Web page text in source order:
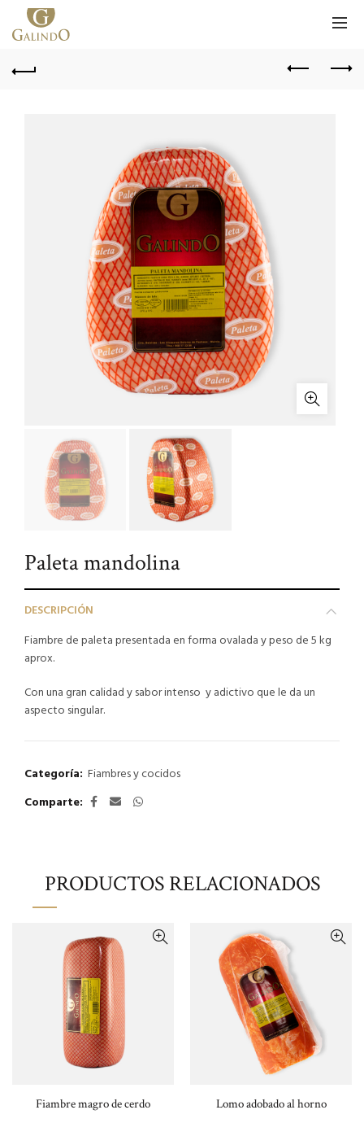
Paleta mandolina
DESCRIPCIÓN
Fiambre de paleta presentada en forma ovalada y peso de 5 kg
aprox.
Con una gran calidad y sabor intenso y adictivo que le da un
aspecto singular.
Categoría: Fiambres y cocidos
Comparte
PRODUCTOS RELACIONADOS
Fiambre magro de cerdo Lomo adobado al horno